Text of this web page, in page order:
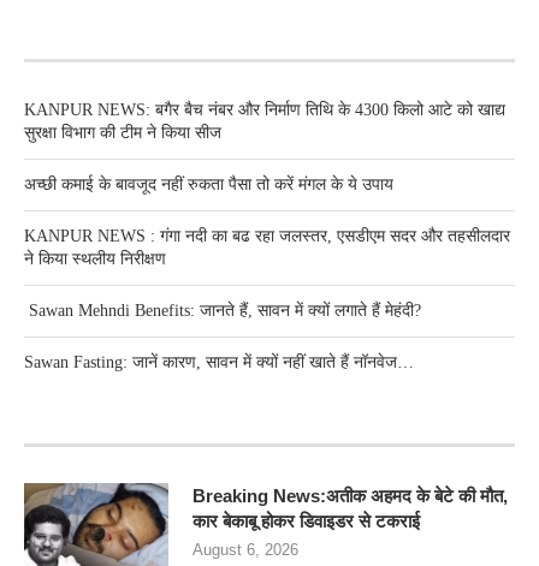
KANPUR NEWS: बगैर बैच नंबर और निर्माण तिथि के 4300 किलो आटे को खाद्य
सुरक्षा विभाग की टीम ने किया सीज
अच्छी कमाई के बावजूद नहीं रुकता पैसा तो करें मंगल के ये उपाय
KANPUR NEWS : गंगा नदी का बढ रहा जलस्तर, एसडीएम सदर और तहसीलदार
ने किया स्थलीय निरीक्षण
Sawan Mehndi Benefits: जानते हैं, सावन में क्यों लगाते हैं मेहंदी?
Sawan Fasting: जानें कारण, सावन में क्यों नहीं खाते हैं नॉनवेज…
Breaking News:अतीक अहमद के बेटे की मौत,
कार बेकाबू होकर डिवाइडर से टकराई
August 6, 2026